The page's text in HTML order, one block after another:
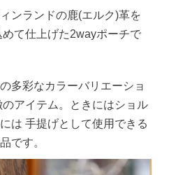
ンランドの鹿(エルク)革を
て仕上げた2wayポーチで
多彩なカラーバリエーショ
アイテム。ときにはショル
は 手提げとして使用できる
です。